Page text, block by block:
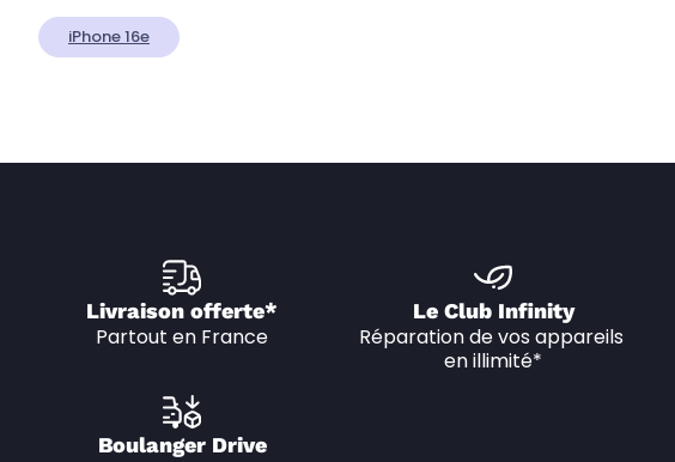
iPhone 16e
Livraison offerte*
Partout en France
Le Club Infinity
Réparation de vos appareils
en illimité*
Boulanger Drive